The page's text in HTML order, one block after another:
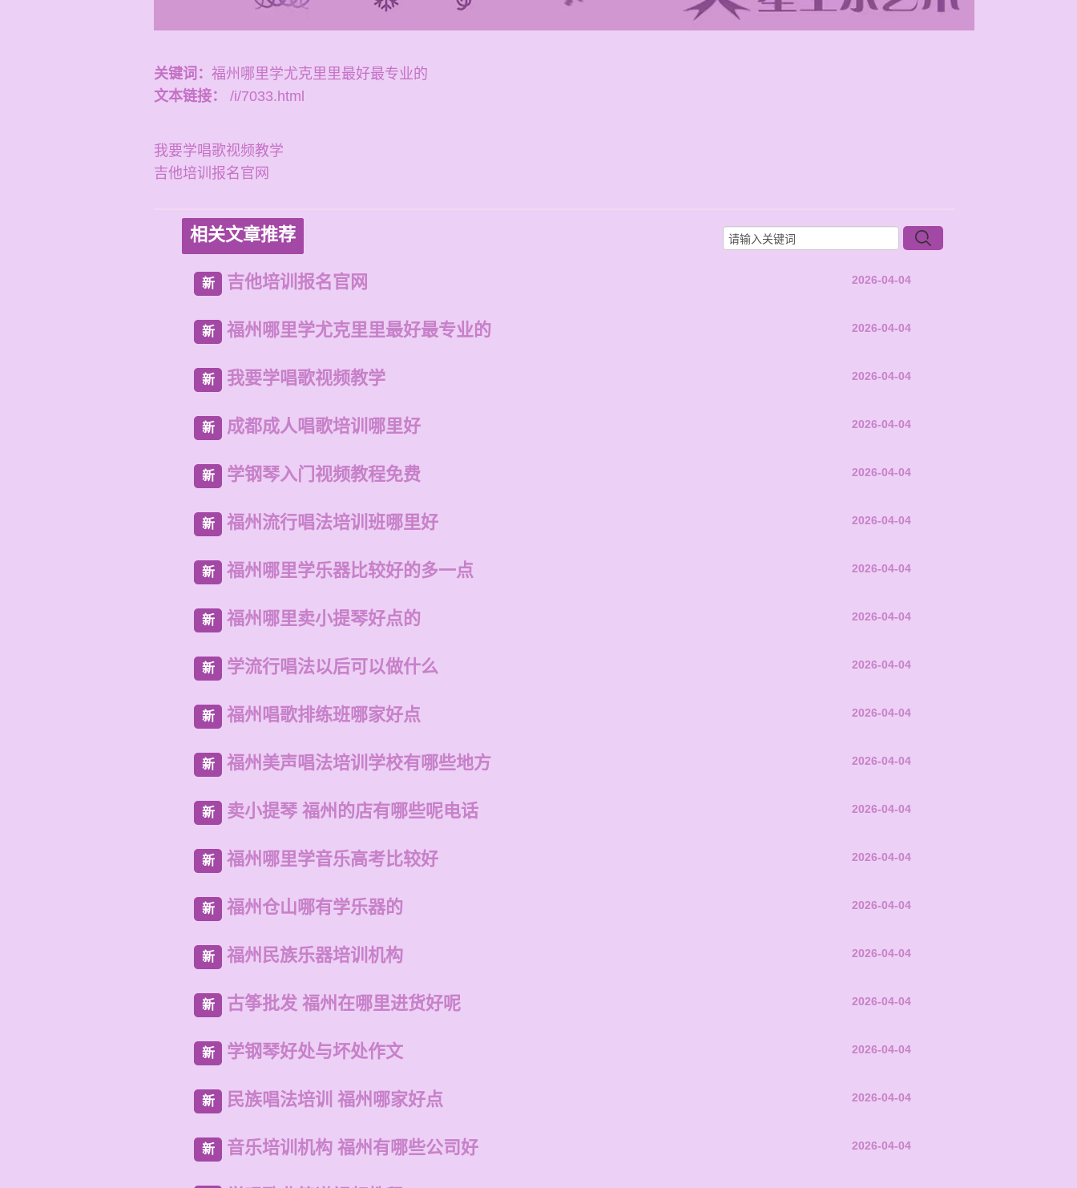
关键词： 福州哪里学尤克里里最好最专业的
文本链接：
/i/7033.html
我要学唱歌视频教学
吉他培训报名官网
相关文章推荐
新 吉他培训报名官网 2026-04-04
新 福州哪里学尤克里里最好最专业的 2026-04-04
新 我要学唱歌视频教学 2026-04-04
新 成都成人唱歌培训哪里好 2026-04-04
新 学钢琴入门视频教程免费 2026-04-04
新 福州流行唱法培训班哪里好 2026-04-04
新 福州哪里学乐器比较好的多一点 2026-04-04
新 福州哪里卖小提琴好点的 2026-04-04
新 学流行唱法以后可以做什么 2026-04-04
新 福州唱歌排练班哪家好点 2026-04-04
新 福州美声唱法培训学校有哪些地方 2026-04-04
新 卖小提琴 福州的店有哪些呢电话 2026-04-04
新 福州哪里学音乐高考比较好 2026-04-04
新 福州仓山哪有学乐器的 2026-04-04
新 福州民族乐器培训机构 2026-04-04
新 古筝批发 福州在哪里进货好呢 2026-04-04
新 学钢琴好处与坏处作文 2026-04-04
新 民族唱法培训 福州哪家好点 2026-04-04
新 音乐培训机构 福州有哪些公司好 2026-04-04